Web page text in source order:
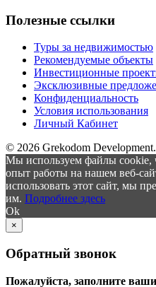
Полезные ссылки
Туры за недвижимостью
Рекомендуемые объекты
Инвестиционные
Эксклюзивные
Конфиденциальность
Условия использования
Личный Кабинет
© 2026 Grekodom
Мы используем файлы cookie,
опыт работы на нашем веб-
использовать этот сайт, мы
им. Подробнее здесь
Ok
×
Обратный звонок
Пожалуйста, заполните